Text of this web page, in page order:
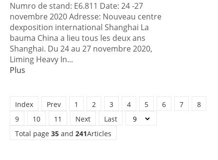
Numro de stand: E6.811 Date: 24 -27
novembre 2020 Adresse: Nouveau centre
dexposition international Shanghai La
bauma China a lieu tous les deux ans
Shanghai. Du 24 au 27 novembre 2020,
Liming Heavy In...
Plus
Index Prev 1 2 3 4 5 6 7
8
9
10 11 Next
Last
Total page 35 and 241Articles